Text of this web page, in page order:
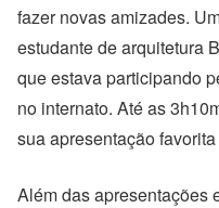
fazer novas amizades.
estudante de arquitetura
que estava participando
no internato. Até as
sua apresentação
Além das apresentações